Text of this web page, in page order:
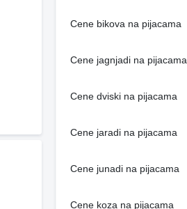
Cene bikova na pijacama
Cene jagnjadi na pijacama
Cene dviski na pijacama
Cene jaradi na pijacama
Cene junadi na pijacama
Cene koza na pijacama